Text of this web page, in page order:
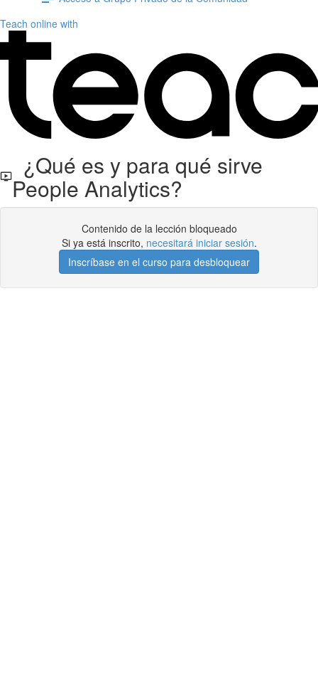
Teach online with
¿Qué es y para qué sirve
People Analytics?
Contenido de la lección bloqueado
Si ya está inscrito, necesitará iniciar sesión.
Inscríbase en el curso para desbloquear